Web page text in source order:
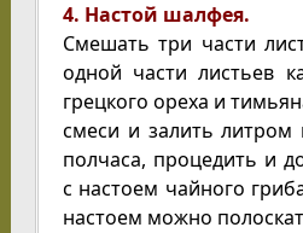
4. Настой шалфея.
Смешать три части
одной части листьев
грецкого ореха и
смеси и залить литром
полчаса, процедить и
с настоем чайного
настоем можно